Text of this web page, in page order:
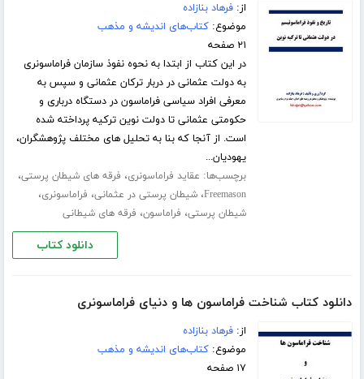
از:فرهاد بنازاده
موضوع:کتاب‌های اندیشه و مذهب
۲۱ صفحه
در این کتاب از ابتدا به نحوه نفوذ سازمان فراماسونری
به دولت عثمانی در دربار ترکان عثمانی و سپس به
معرفی افراد سیاسی فراماسون در دستگاه درباری و
حکومتی عثمانی تا دولت نوین ترکیه پرداخته شده
است. از آنجا که بنا به تحلیل های مختلف پژوهشگران،
یهودیان...
برچسب‌ها: عقاید فراماسونری، فرقه های شیطان پرستی،
Freemason،شیطان پرستی در عثمانی، فراماسونری،
شیطان پرستی، فراماسون، فرقه های شیطانی
دانلود کتاب
دانلود کتاب شناخت فراماسون ها و دنیای فراماسونری
از:فرهاد بنازاده
موضوع:کتاب‌های اندیشه و مذهب
۱۷ صفحه